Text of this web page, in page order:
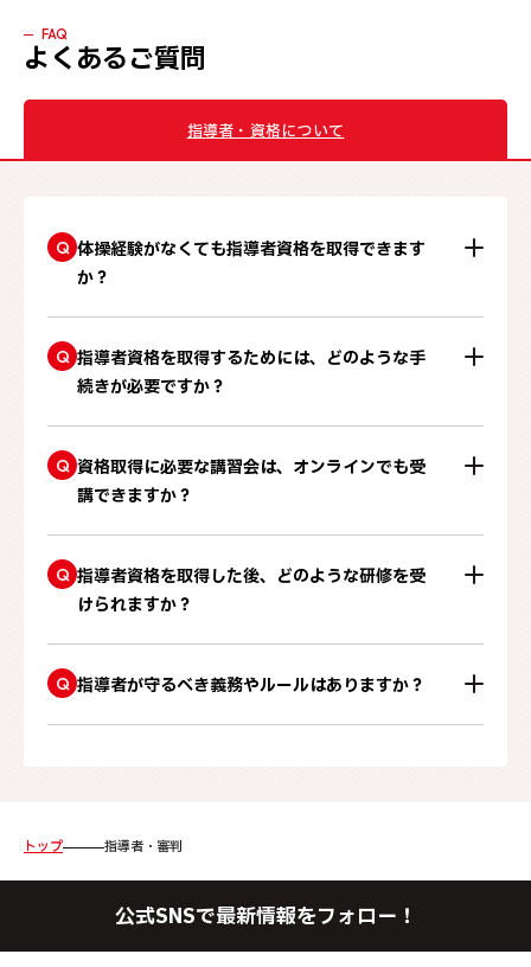
FAQ
よくあるご質問
指導者・資格について
Q 体操経験がなくても指導者資格を取得できます
か？
Q 指導者資格を取得するためには、どのような手
続きが必要ですか？
Q 資格取得に必要な講習会は、オンラインでも受
講できますか？
Q 指導者資格を取得した後、どのような研修を受
けられますか？
Q 指導者が守るべき義務やルールはありますか？
トップ 指導者・審判
公式SNSで最新情報をフォロー！